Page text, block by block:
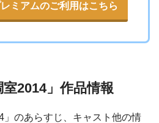
ミアムのご利用はこちら
2014」作品情報
」のあらすじ、キャスト他の情